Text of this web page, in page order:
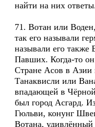
найти на них
71. Вотан или
так его называли
называли его
Павших. Когда-то
Стране Асов в Азии
Танаквисли или
впадающей в
был город Асгард.
Гюльви, конунг
Вотана, удивлённый